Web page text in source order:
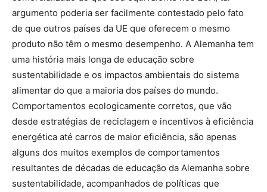
argumento poderia ser facilmente contestado pelo fato
de que outros países da UE que oferecem o mesmo
produto não têm o mesmo desempenho. A Alemanha tem
uma história mais longa de educação sobre
sustentabilidade e os impactos ambientais do sistema
alimentar do que a maioria dos países do mundo.
Comportamentos ecologicamente corretos, que vão
desde estratégias de reciclagem e incentivos à eficiência
energética até carros de maior eficiência, são apenas
alguns dos muitos exemplos de comportamentos
resultantes de décadas de educação da Alemanha sobre
sustentabilidade, acompanhados de políticas que